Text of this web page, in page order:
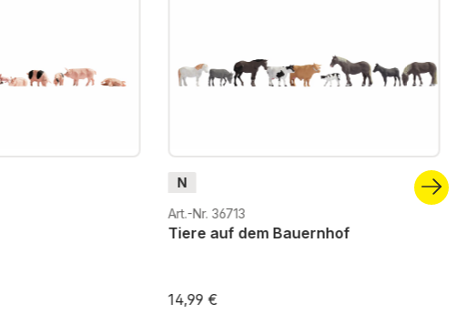
N
Art.-Nr. 36713
Tiere auf dem Bauernhof
14,99 €